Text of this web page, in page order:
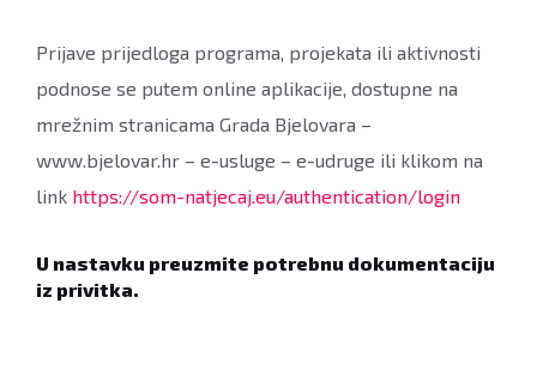
Prijave prijedloga programa, projekata ili aktivnosti
podnose se putem online aplikacije, dostupne na
mrežnim stranicama Grada Bjelovara –
www.bjelovar.hr – e-usluge – e-udruge ili klikom na
link https://som-natjecaj.eu/authentication/login
U nastavku preuzmite potrebnu dokumentaciju
iz privitka.